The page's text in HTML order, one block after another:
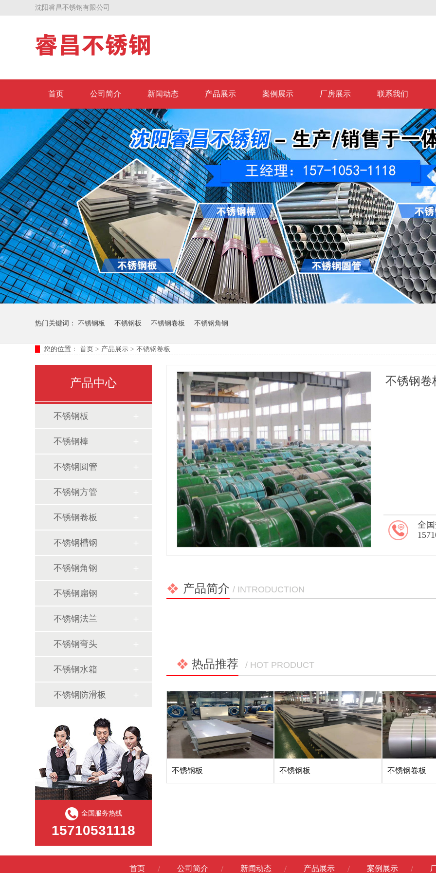
沈阳睿昌不锈钢有限公司
首页 公司简介 新闻动态 产品展示 案例展示 厂房展示 联系我们
热门关键词： 不锈钢板 不锈钢板 不锈钢卷板 不锈钢角钢
您的位置： 首页 > 产品展示 > 不锈钢卷板
产品中心
不锈钢板
不锈钢棒
不锈钢圆管
不锈钢方管
不锈钢卷板
不锈钢槽钢
不锈钢角钢
不锈钢扁钢
不锈钢法兰
不锈钢弯头
不锈钢水箱
不锈钢防滑板
全国服务热线
15710531118
不锈钢卷
全
产品简介 / INTRODUCTION
热品推荐 / HOT PRODUCT
不锈钢板 不锈钢板 不锈钢卷板
首页 公司简介 新闻动态 产品展示 案例展示